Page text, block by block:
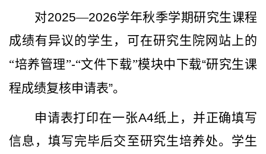
对2025—2026学年秋季学期研究生课程
成绩有异议的学生，可在研究生院网站上的
“培养管理”-“文件下载”模块中下载“研究生课
程成绩复核申请表”。
申请表打印在一张A4纸上，并正确填写
信息，填写完毕后交至研究生培养处。学生